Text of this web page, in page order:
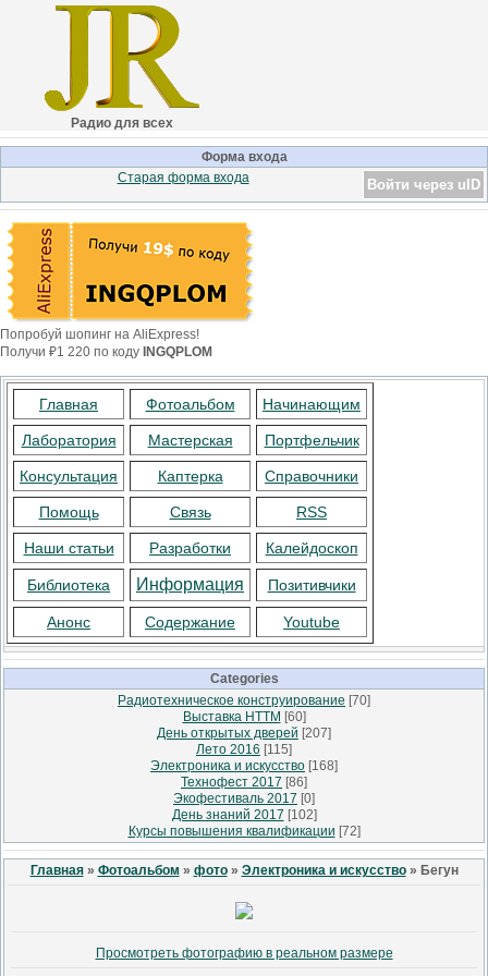
Радио для всех
Форма входа
Войти через uID
Старая форма входа
Попробуй шопинг на AliExpress!
Получи ₽1 220 по коду INGQPLOM
Главная Фотоальбом Начинающим
Лаборатория Мастерская Портфельчик
Консультация Каптерка Справочники
Помощь Связь RSS
Наши статьи Разработки Калейдоскоп
Библиотека Информация Позитивчики
Анонс Содержание Youtube
Categories
Радиотехническое конструирование [70]
Выставка НТТМ [60]
День открытых дверей [207]
Лето 2016 [115]
Электроника и искусство [168]
Технофест 2017 [86]
Экофестиваль 2017 [0]
День знаний 2017 [102]
Курсы повышения квалификации [72]
Главная» Фотоальбом » фото» Электроника и искусство» Бегун
Просмотреть фотографию в реальном размере